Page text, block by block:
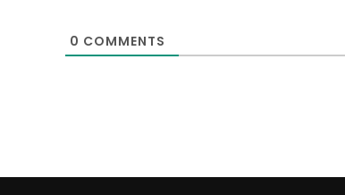
0 COMMENTS